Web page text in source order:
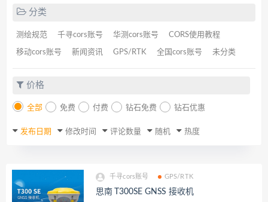
分类
测绘规范 千寻cors账号 华测cors账号 CORS使用教程
移动cors账号 新闻资讯 GPS/RTK 全国cors账号 未分类
价格
全部 免费 付费 钻石免费 钻石优惠
发布日期 修改时间 评论数量 随机 热度
千寻cors账号 GPS/RTK
思南 T300SE GNSS 接收机